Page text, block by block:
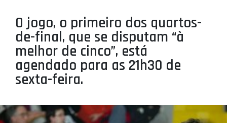
MINIBASQUETE
ÁREA TÉCNICA
PROJETOS
LIGA BETCLIC MASCULINA
LIGA BETCLIC FEMININA
O jogo, o primeiro dos quartos-
de-final, que se disputam “à
melhor de cinco”, está
agendado para as 21h30 de
sexta-feira.